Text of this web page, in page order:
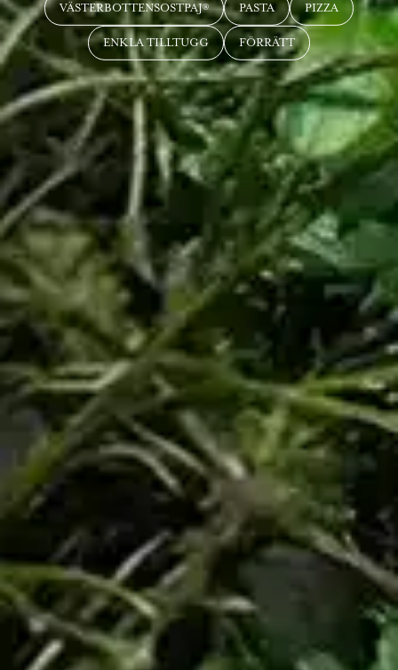
VÄSTERBOTTENSOSTPAJ® PASTA PIZZA
ENKLA TILLTUGG FÖRRÄTT